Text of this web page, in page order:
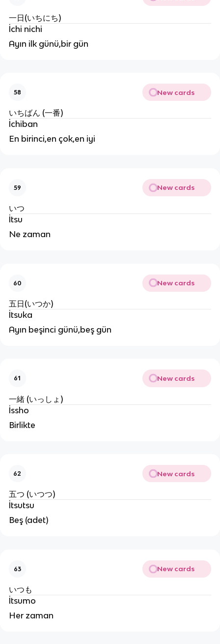
一日(いちにち)
İchi nichi
Ayın ilk günü,bir gün
58 New cards
いちばん (一番)
İchiban
En birinci,en çok,en iyi
59 New cards
いつ
İtsu
Ne zaman
60 New cards
五日(いつか)
İtsuka
Ayın beşinci günü,beş gün
61 New cards
一緒 (いっしょ)
İssho
Birlikte
62 New cards
五つ (いつつ)
İtsutsu
Beş (adet)
63 New cards
いつも
İtsumo
Her zaman